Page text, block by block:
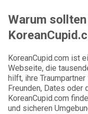
Warum
KoreanCupid.com ist
Webseite, die
hilft, ihre
Freunden, Dates
KoreanCupid.com
und sicheren